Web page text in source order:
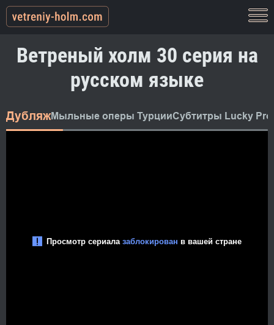
Ветреный холм 30 серия на
русском языке
ДубляжМыльные оперы ТурцииСубтитры Lucky